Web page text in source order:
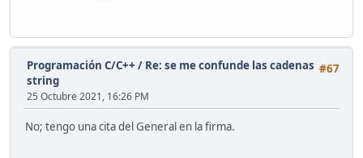
#67
Programación C/C++ / Re: se me confunde las cadenas
string
25 Octubre 2021, 16:26 PM
No; tengo una cita del General en la firma.